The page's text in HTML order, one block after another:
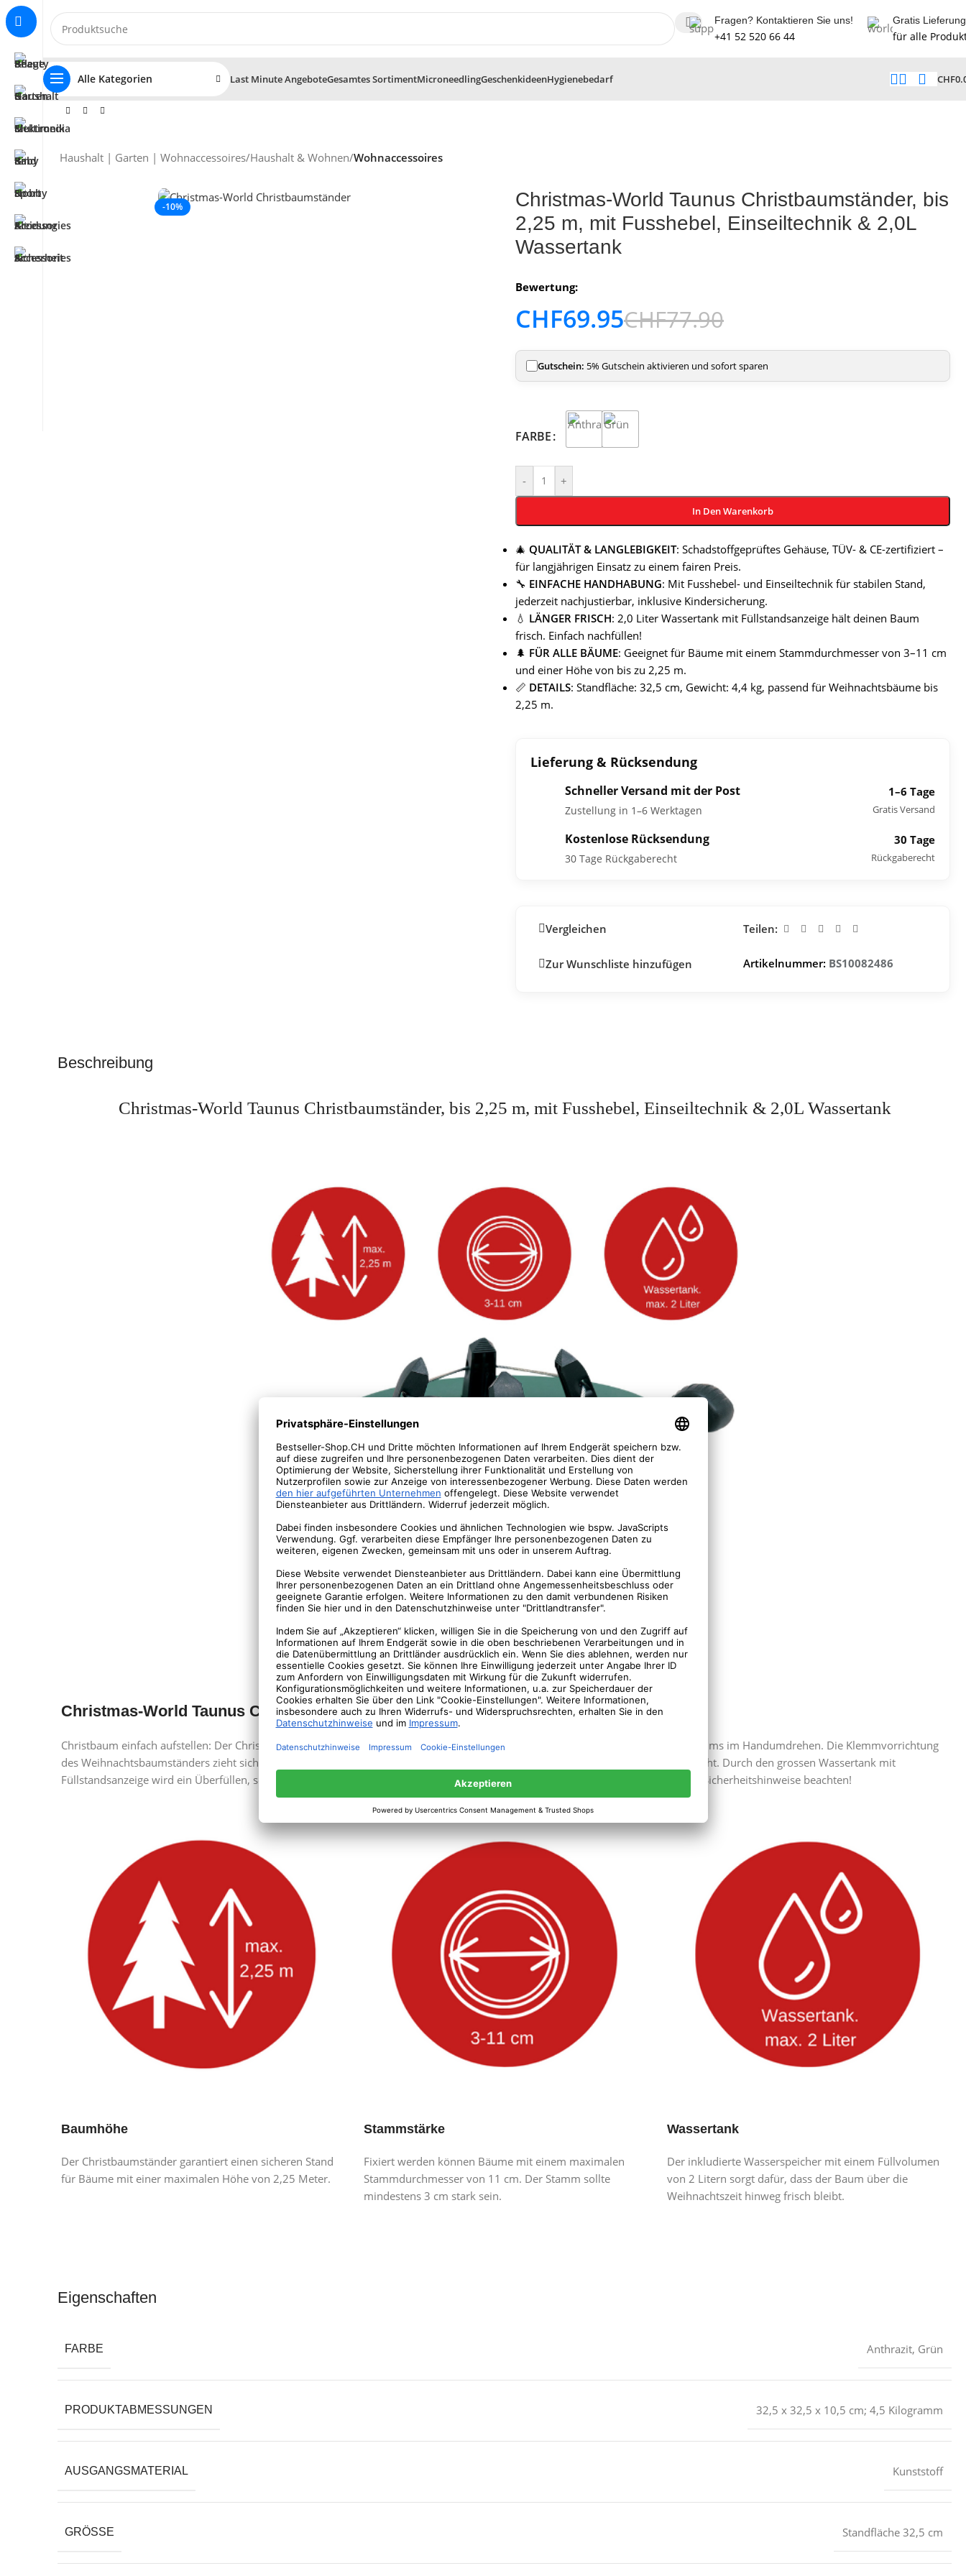
Fragen? Kontaktieren Sie uns!
+41 52 520 66 44
Gratis Lieferung
für alle
Alle Kategorien Last Minute AngeboteGesamtes SortimentMicroneedlingGeschenkideenHygienebedarf CHF
Haushalt | Garten | Wohnaccessoires/Haushalt & Wohnen/Wohnaccessoires
-10%
Christmas-World Taunus Christbaumständer, bis
2,25 m, mit Fusshebel, Einseiltechnik & 2,0L
Wassertank
Bewertung:
CHF69.95CHF77.90
Gutschein: 5% Gutschein aktivieren und sofort sparen
FARBE
- +
In Den Warenkorb
🎄 QUALITÄT & LANGLEBIGKEIT: Schadstoffgeprüftes Gehäuse, TÜV- & CE-zertifiziert –
für langjährigen Einsatz zu einem fairen Preis.
🔧 EINFACHE HANDHABUNG: Mit Fusshebel- und Einseiltechnik für stabilen Stand,
jederzeit nachjustierbar, inklusive Kindersicherung.
💧 LÄNGER FRISCH: 2,0 Liter Wassertank mit Füllstandsanzeige hält deinen Baum
frisch. Einfach nachfüllen!
🌲 FÜR ALLE BÄUME: Geeignet für Bäume mit einem Stammdurchmesser von 3–11 cm
und einer Höhe von bis zu 2,25 m.
📏 DETAILS: Standfläche: 32,5 cm, Gewicht: 4,4 kg, passend für Weihnachtsbäume bis
2,25 m.
Lieferung & Rücksendung
Schneller Versand mit der Post
Zustellung in 1–6 Werktagen
1–6 Tage
Gratis Versand
Kostenlose Rücksendung
30 Tage Rückgaberecht
30 Tage
Rückgaberecht
Vergleichen
Zur Wunschliste hinzufügen
Teilen:
Artikelnummer: BS10082486
Beschreibung
Christmas-World Taunus Christbaumständer, bis 2,25 m, mit Fusshebel, Einseiltechnik & 2,0L Wassertank
Christmas-World Taunus Christbaumständer – So einfach geht es!
Christbaum einfach aufstellen: Der Christbaumständer mit Fusshebel- und Einseiltechnik erlaubt einen festen Stand des Tannenbaums im Handumdrehen. Die Klemmvorrichtung
des Weihnachtsbaumständers zieht sich durch Betätigung des Fusshebels zusammen, es wird ein sicherer Stand ohne Helfer erreicht. Durch den grossen Wassertank mit
Füllstandsanzeige wird ein Überfüllen, sowie das Austrocknen des Weihnachtsbaums vermieden. Innenliegende Bedingungs- und Sicherheitshinweise beachten!
Baumhöhe
Der Christbaumständer garantiert einen sicheren Stand
für Bäume mit einer maximalen Höhe von 2,25 Meter.
Stammstärke
Fixiert werden können Bäume mit einem maximalen
Stammdurchmesser von 11 cm. Der Stamm sollte
mindestens 3 cm stark sein.
Wassertank
Der inkludierte Wasserspeicher mit einem Füllvolumen
von 2 Litern sorgt dafür, dass der Baum über die
Weihnachtszeit hinweg frisch bleibt.
Eigenschaften
FARBE Anthrazit, Grün
PRODUKTABMESSUNGEN ‎32,5 x 32,5 x 10,5 cm; 4,5 Kilogramm
AUSGANGSMATERIAL ‎Kunststoff
GRÖSSE ‎Standfläche 32,5 cm